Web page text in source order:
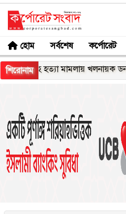
হোম সর্বশেষ কর্পোরেট
শিরোনাম
হত্যা মামলায় খলনায়ক ডন কারাগারে